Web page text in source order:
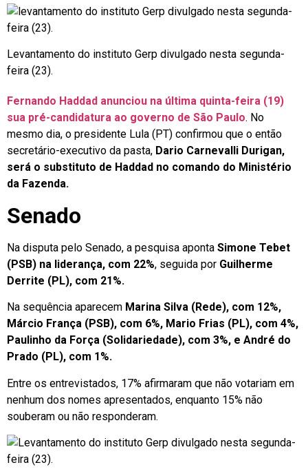
Levantamento do instituto Gerp divulgado nesta segunda-
feira (23).
Fernando Haddad anunciou na última quinta-feira (19)
sua pré-candidatura ao governo de São Paulo. No
mesmo dia, o presidente Lula (PT) confirmou que o então
secretário-executivo da pasta, Dario Carnevalli Durigan,
será o substituto de Haddad no comando do Ministério
da Fazenda.
Senado
Na disputa pelo Senado, a pesquisa aponta Simone Tebet
(PSB) na liderança, com 22%, seguida por Guilherme
Derrite (PL), com 21%.
Na sequência aparecem Marina Silva (Rede), com 12%,
Márcio França (PSB), com 6%, Mario Frias (PL), com 4%,
Paulinho da Força (Solidariedade), com 3%, e André do
Prado (PL), com 1%.
Entre os entrevistados, 17% afirmaram que não votariam em
nenhum dos nomes apresentados, enquanto 15% não
souberam ou não responderam.